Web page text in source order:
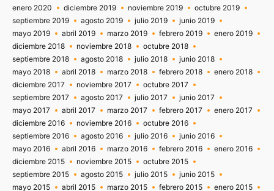
enero 2020
diciembre 2019 noviembre 2019
octubre 2019
septiembre 2019
agosto 2019 julio 2019
junio 2019
mayo 2019
abril 2019 marzo 2019 febrero 2019
enero 2019
diciembre 2018
noviembre 2018
octubre 2018
septiembre 2018
agosto 2018 julio 2018
junio 2018
mayo 2018
abril 2018 marzo 2018 febrero 2018
enero 2018
diciembre 2017
noviembre 2017
octubre 2017
septiembre 2017
agosto 2017 julio 2017
junio 2017
mayo 2017
abril 2017 marzo 2017 febrero 2017
enero 2017
diciembre 2016
noviembre 2016
octubre 2016
septiembre 2016
agosto 2016 julio 2016
junio 2016
mayo 2016
abril 2016 marzo 2016 febrero 2016
enero 2016
diciembre 2015
noviembre 2015
octubre 2015
septiembre 2015
agosto 2015 julio 2015
junio 2015
mayo 2015
abril 2015 marzo 2015 febrero 2015 enero 2015